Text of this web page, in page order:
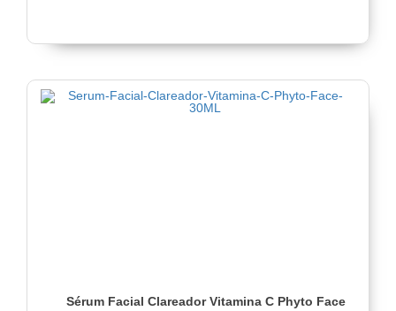
Sérum Facial Clareador Vitamina C Phyto Face